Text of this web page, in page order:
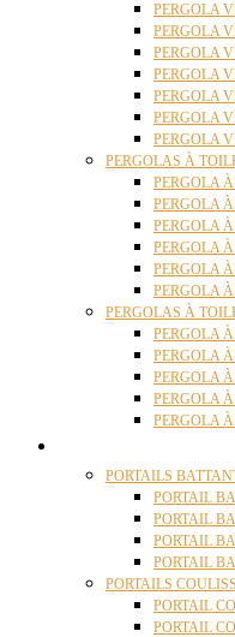
PERGOLA
PERGOLA
PERGOLA
PERGOLA
PERGOLA
PERGOLA
PERGOLA
PERGOLAS À
PERGOLA
PERGOLA
PERGOLA
PERGOLA
PERGOLA
PERGOLA
PERGOLAS À
PERGOLA
PERGOLA
PERGOLA
PERGOLA
PERGOLA
PORTAILS
PORTAIL
PORTAIL
PORTAIL
PORTAIL
PORTAILS
PORTAIL
PORTAIL